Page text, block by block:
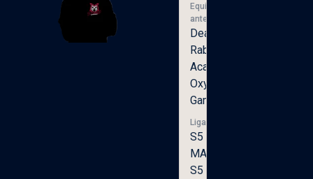
Equipos
anteriores
Dead
Rabbits
Academy,
Oxygen
Gaming
Ligas
S5
MASTERS,
S5